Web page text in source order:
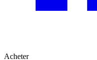
Acheter